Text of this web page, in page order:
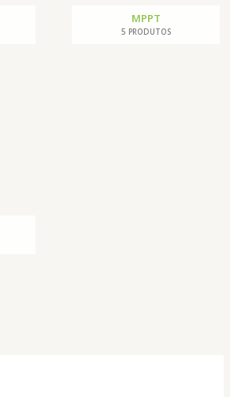
MPPT
5 PRODUTOS